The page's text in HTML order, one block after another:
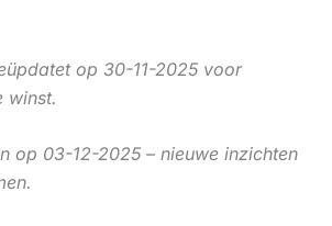
op 30-11-2025 voor
winst.
op 03-12-2025 – nieuwe inzichten